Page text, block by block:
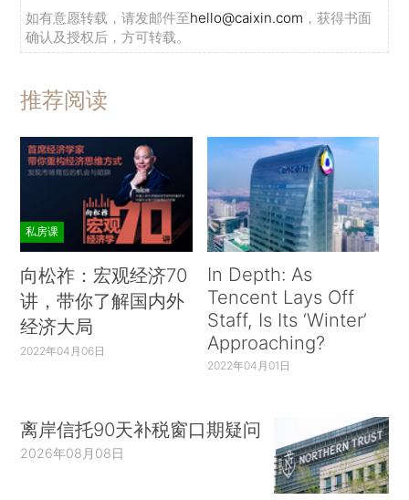
如有意愿转载，请发邮件至hello@caixin.com ，获得书面
确认及授权后，方可转载。
推荐阅读
私房课
向松祚：宏观经济70
讲，带你了解国内外
经济大局
2022年04月06日
In Depth: As
Tencent Lays Off
Staff, Is Its ‘Winter’
Approaching?
2022年04月01日
离岸信托90天补税窗口期疑问
2026年08月08日